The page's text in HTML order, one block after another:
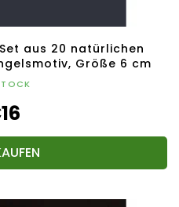
aus 20 natürlichen
Größe 6 cm